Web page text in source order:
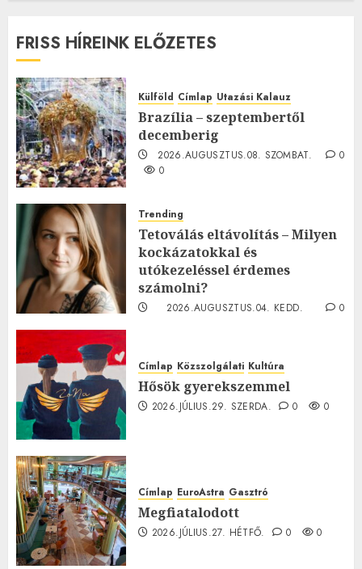
FRISS HÍREINK ELŐZETES
Külföld Címlap Utazási Kalauz
Brazília – szeptembertől
decemberig
2026.AUGUSZTUS.08. SZOMBAT.
0
0
Trending
Tetoválás eltávolítás – Milyen
kockázatokkal és
utókezeléssel érdemes
számolni?
2026.AUGUSZTUS.04. KEDD.
0
Címlap Közszolgálati Kultúra
Hősök gyerekszemmel
2026.JÚLIUS.29. SZERDA. 0 0
Címlap EuroAstra Gasztró
Megfiatalodott
2026.JÚLIUS.27. HÉTFŐ. 0 0